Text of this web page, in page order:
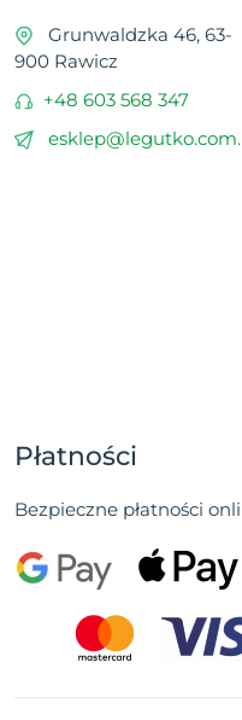
Grunwaldzka 46, 63-
900 Rawicz
+48 603 568 347
Płatności
Bezpieczne płatności